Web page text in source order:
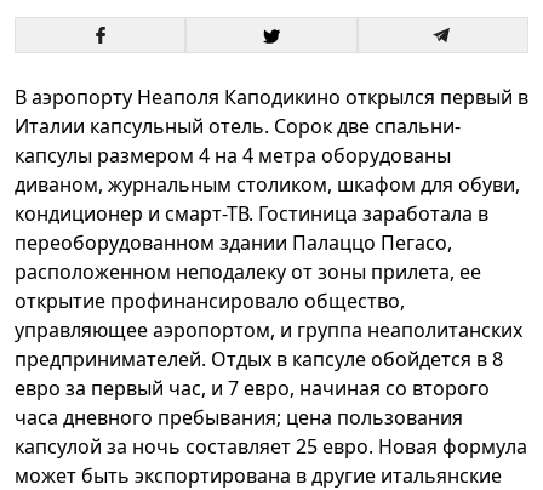
​В аэропорту Неаполя Каподикино открылся первый в
Италии капсульный отель. Сорок две спальни-
капсулы размером 4 на 4 метра оборудованы
диваном, журнальным столиком, шкафом для обуви,
кондиционер и смарт-ТВ. Гостиница заработала в
переоборудованном здании Палаццо Пегасо,
расположенном неподалеку от зоны прилета, ее
открытие профинансировало общество,
управляющее аэропортом, и группа неаполитанских
предпринимателей. Отдых в капсуле обойдется в 8
евро за первый час, и 7 евро, начиная со второго
часа дневного пребывания; цена пользования
капсулой за ночь составляет 25 евро. Новая формула
может быть экспортирована в другие итальянские